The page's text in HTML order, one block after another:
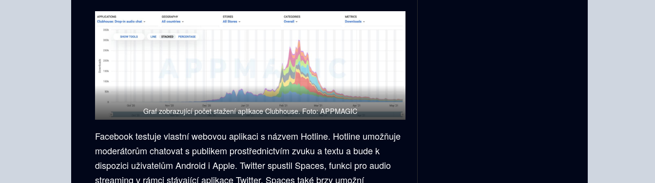
Graf zobrazující počet stažení aplikace Clubhouse. Foto: APPMAGIC
Facebook testuje vlastní webovou aplikaci s názvem Hotline. Hotline umožňuje
moderátorům chatovat s publikem prostřednictvím zvuku a textu a bude k
dispozici uživatelům Android i Apple. Twitter spustil Spaces, funkci pro audio
streaming v rámci stávající aplikace Twitter. Spaces také brzy umožní